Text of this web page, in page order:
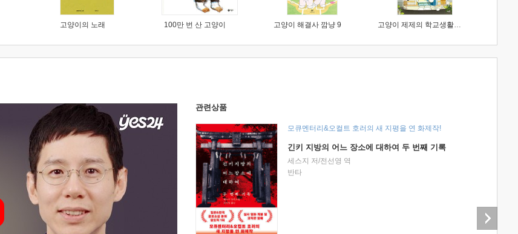
고양이의 노래 100만 번 산 고양이 고양이 해결사 깜냥 9 고양이 제제의 학교생활 1 : 초등학생이 이렇게 힘들 줄이야
관련상품
모큐멘터리&오컬트 호러의 새 지평을 연 화제작!
긴키 지방의 어느 장소에 대하여 두 번째 기록
세스지 저/전선영 역
반타